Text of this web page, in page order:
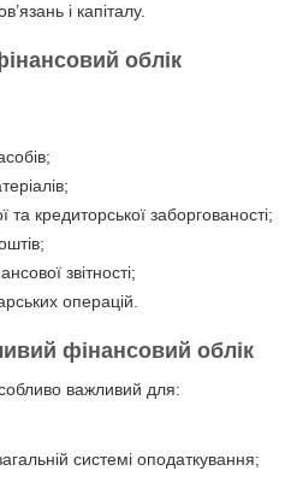
і капіталу.
облік
та кредиторської заборгованості;
звітності;
операцій.
фінансовий облік
важливий для:
системі оподаткування;